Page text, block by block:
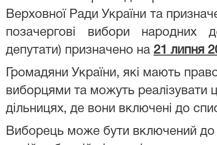
Верховної Ради України та
позачергові вибори народних
депутати) призначено на 21 липня
Громадяни України, які мають
виборцями та можуть реалізувати
дільницях, де вони включені до
Виборець може бути включений до